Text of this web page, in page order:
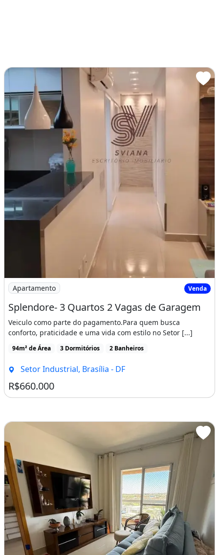
Imagem: Splendore- 3 Quartos 2 Vagas de Garagem
Apartamento Venda
Splendore- 3 Quartos 2 Vagas de Garagem
Veiculo como parte do pagamento.Para quem busca
conforto, praticidade e uma vida com estilo no Setor [...]
94m² de Área 3 Dormitórios 2 Banheiros
Setor Industrial, Brasília - DF
R$660.000